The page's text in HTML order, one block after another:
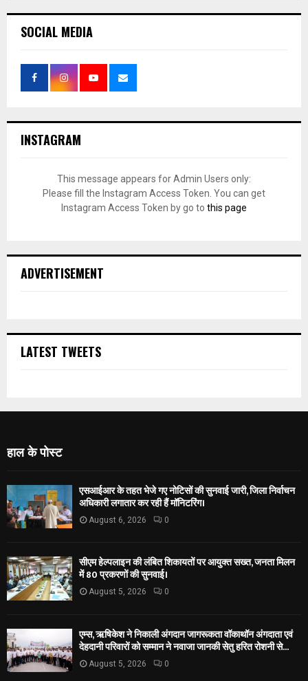
SOCIAL MEDIA
INSTAGRAM
This message appears for Admin Users only:
Please fill the Instagram Access Token. You can get
Instagram Access Token by go to this page
ADVERTISEMENT
LATEST TWEETS
हाल के पोस्ट
एसआईआर के तहत भेजे गए नोटिसों की सुनवाई जारी, जिला निर्वाचन
अधिकारी लगातार कर रही हैं मॉनिटरिंग।
August 6, 2026 0
सीएम हेल्पलाइन की लंबित शिकायतों पर आयुक्त सख्त, जनता मिलन
में 80 प्रकरणों की सुनवाई।
August 5, 2026 0
एम्स, ऋषिकेश ने निकाली अंगदान जागरूकता वॉकाथॉन अंगदाता एवं
देहदानी परिवारों को सम्मान ने नवाजा जानकी सेतु हरित रोशनी से...
August 5, 2026 0